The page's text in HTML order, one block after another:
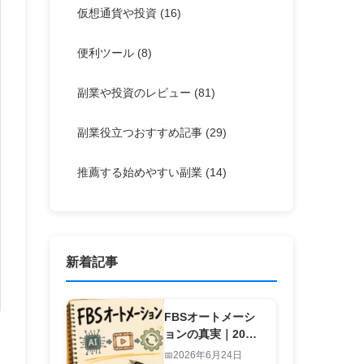
仮想通貨や投資 (16)
便利ツール (8)
副業や投資のレビュー (81)
副業役立つおすすめ記事 (29)
推薦する始めやすい副業 (14)
新着記事
FBSオートメーシ
ョンの真実｜20
秒・1行入力で副業
2026年6月24日